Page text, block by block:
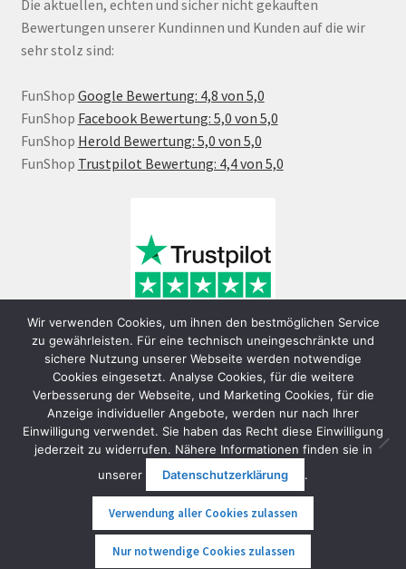
Die aktuellen, echten und sicher nicht gekauften
Bewertungen unserer Kundinnen und Kunden auf die wir
sehr stolz sind:
FunShop Google Bewertung: 4,8 von 5,0
FunShop Facebook Bewertung: 5,0 von 5,0
FunShop Herold Bewertung: 5,0 von 5,0
FunShop Trustpilot Bewertung: 4,4 von 5,0
© FunShop Wien - Hochqualitative Elektromobilität 2026
Datenschutzerklärung
Erstellt mit WooCommerce
Wir verwenden Cookies, um ihnen den bestmöglichen Service
zu gewährleisten. Für eine technisch uneingeschränkte und
sichere Nutzung unserer Webseite werden notwendige
Cookies eingesetzt. Analyse Cookies, für die weitere
Verbesserung der Webseite, und Marketing Cookies, für die
Anzeige individueller Angebote, werden nur nach Ihrer
Einwilligung verwendet. Sie haben das Recht diese Einwilligung
jederzeit zu widerrufen. Nähere Informationen finden sie in
unserer
Datenschutzerklärung .
Verwendung aller Cookies zulassen
Nur notwendige Cookies zulassen